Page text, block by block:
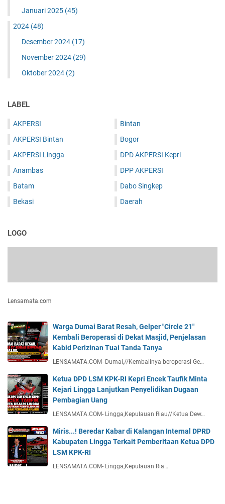
Januari 2025 (45)
2024 (48)
Desember 2024 (17)
November 2024 (29)
Oktober 2024 (2)
LABEL
AKPERSI
AKPERSI Bintan
AKPERSI Lingga
Anambas
Batam
Bekasi
Bintan
Bogor
DPD AKPERSI Kepri
DPP AKPERSI
Dabo Singkep
Daerah
LOGO
Lensamata.com
Warga Dumai Barat Resah, Gelper "Circle 21"
Kabid Perizinan Tuai Tanda Tanya
LENSAMATA.COM- Dumai,//Kembalinya beroperasi Ge…
Ketua DPD LSM KPK-RI Kepri Encek Taufik Minta